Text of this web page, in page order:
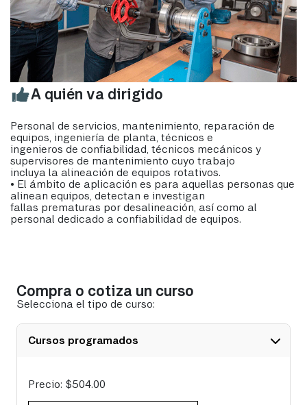
A quién va dirigido
Personal de servicios, mantenimiento, reparación de
equipos, ingeniería de planta, técnicos e
ingenieros de confiabilidad, técnicos mecánicos y
supervisores de mantenimiento cuyo trabajo
incluya la alineación de equipos rotativos.
• El ámbito de aplicación es para aquellas personas que
alinean equipos, detectan e investigan
fallas prematuras por desalineación, así como al
personal dedicado a confiabilidad de equipos.
Compra o cotiza un curso
Selecciona el tipo de curso:
Cursos programados
Precio: $504.00